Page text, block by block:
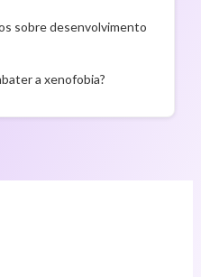
sobre desenvolvimento
a xenofobia?